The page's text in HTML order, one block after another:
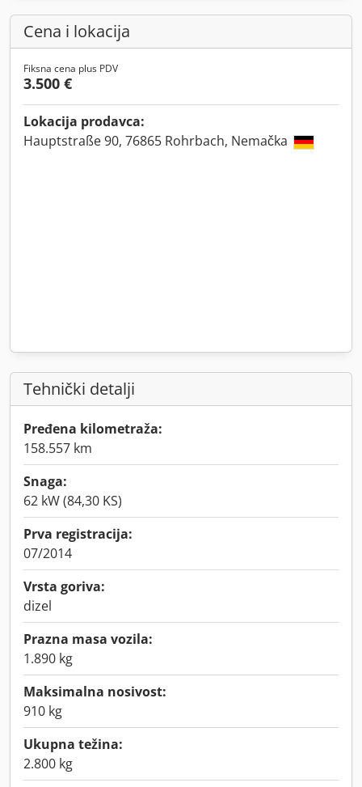
Cena i lokacija
Fiksna cena plus PDV
3.500 €
Lokacija prodavca:
Hauptstraße 90, 76865 Rohrbach, Nemačka
Tehnički detalji
Pređena kilometraža:
158.557 km
Snaga:
62 kW (84,30 KS)
Prva registracija:
07/2014
Vrsta goriva:
dizel
Prazna masa vozila:
1.890 kg
Maksimalna nosivost:
910 kg
Ukupna težina:
2.800 kg